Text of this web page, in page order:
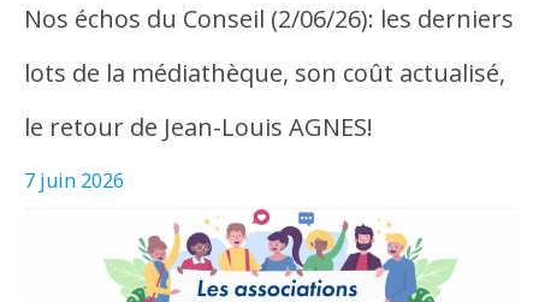
Nos échos du Conseil (2/06/26): les derniers
lots de la médiathèque, son coût actualisé,
le retour de Jean-Louis AGNES!
7 juin 2026